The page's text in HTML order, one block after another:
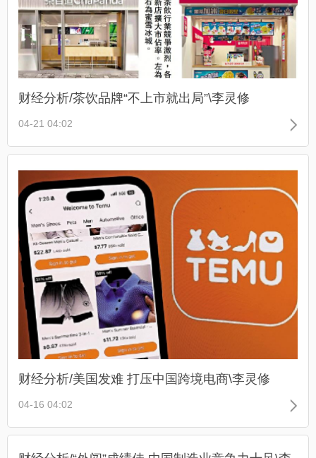
财经分析/茶饮品牌“不上市就出局”\李灵修
04-21 04:02
财经分析/美国发难 打压中国跨境电商\李灵修
04-16 04:02